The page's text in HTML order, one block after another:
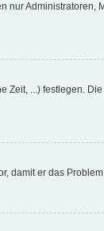
nur Administratoren,
Zeit, ...) festlegen.
damit er das